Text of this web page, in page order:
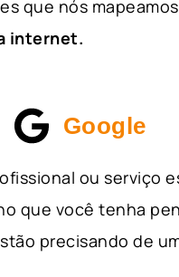
que nós
internet.
Google
ou serviço
que você tenha
precisando de